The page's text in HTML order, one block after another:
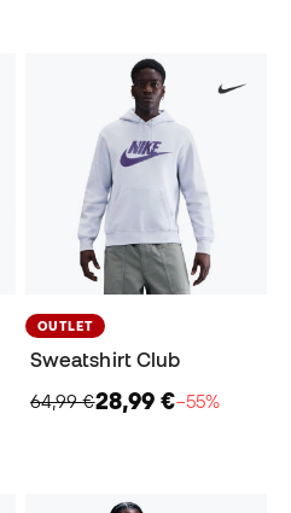
OUTLET
Sweatshirt Club
64,99 €28,99 €−55%